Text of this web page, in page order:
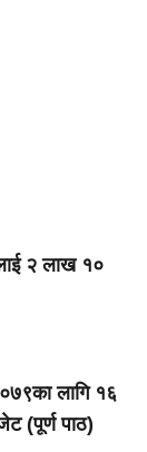
२ लाख १०
लागि १६
(पूर्ण पाठ)